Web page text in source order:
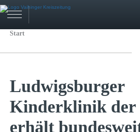
Start
Ludwigsburger
Kinderklinik
erhält